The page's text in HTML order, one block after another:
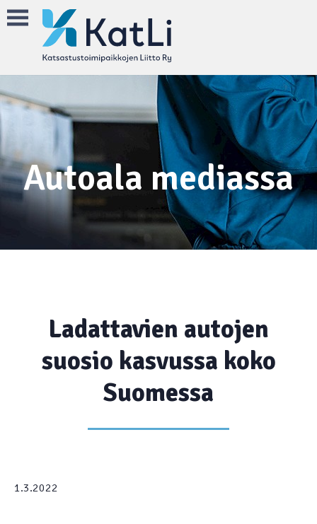
Autoala mediassa
Ladattavien autojen
suosio kasvussa koko
Suomessa
1.3.2022